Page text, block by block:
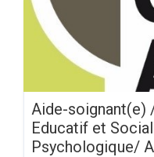
Aide-soignant(e)
Educatif et
Psychologique/